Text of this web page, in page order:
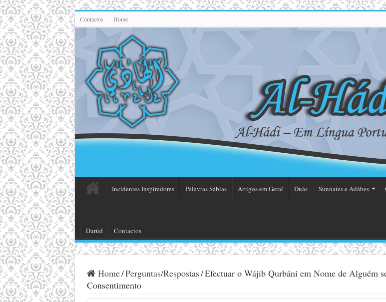
Contactos Home
Incidentes Inspiradores Palavras Sábias Artigos em Geral Duás Sunnates e Adábes
Durúd Contactos
Home/Perguntas/Respostas/Efectuar o Wájib Qurbáni em Nome de Alguém
Consentimento